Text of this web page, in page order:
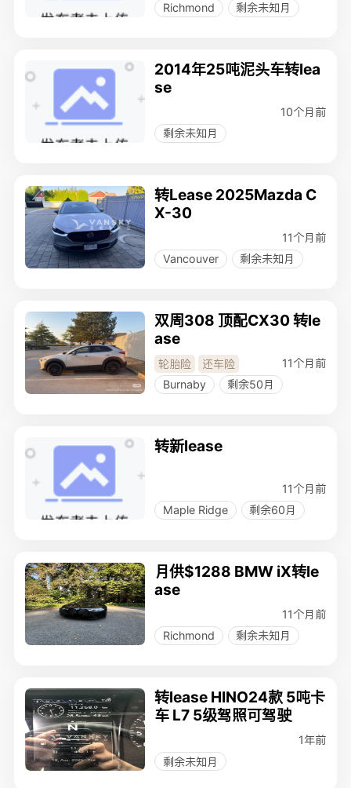
Richmond
剩余未知月
2014年25吨泥头车转lea
se
10个月前
剩余未知月
转Lease 2025Mazda C
X-30
11个月前
Vancouver
剩余未知月
双周308 顶配CX30 转le
ase
轮胎险 还车险
11个月前
Burnaby
剩余50月
转新lease
11个月前
Maple Ridge
剩余60月
月供$1288 BMW iX转le
ase
11个月前
Richmond
剩余未知月
转lease HINO24款 5吨卡
车 L7 5级驾照可驾驶
1年前
剩余未知月